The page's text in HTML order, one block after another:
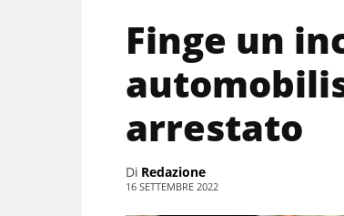
Finge un
arrestato
Di Redazione
16 SETTEMBRE 2022